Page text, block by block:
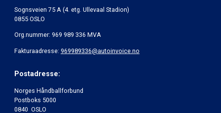
Sognsveien 75 A (4. etg. Ullevaal Stadion)
0855 OSLO
Org.nummer: 969 989 336 MVA
Fakturaadresse: 969989336@autoinvoice.no
Postadresse:
Norges Håndballforbund
Postboks 5000
0840 OSLO